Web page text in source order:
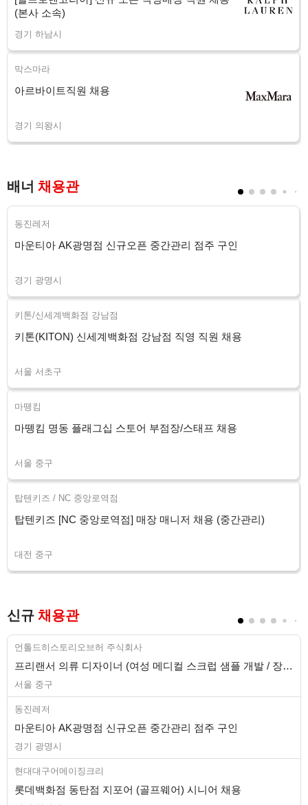
(본사 소속)
경기 하남시
막스마라
아르바이트직원 채용
경기 의왕시
배너 채용관
동진레저
마운티아 AK광명점 신규오픈 중간관리 점주 구인
경기 광명시
키톤/신세계백화점 강남점
키톤(KITON) 신세계백화점 강남점 직영 직원 채용
서울 서초구
마뗑킴
마뗑킴 명동 플래그십 스토어 부점장/스태프 채용
서울 중구
탑텐키즈 / NC 중앙로역점
탑텐키즈 [NC 중앙로역점] 매장 매니저 채용 (중간관리)
대전 중구
신규 채용관
언톨드히스토리오브허 주식회사
프리랜서 의류 디자이너 (여성 메디컬 스크럽 샘플 개발 / 장기)
서울 중구
동진레저
마운티아 AK광명점 신규오픈 중간관리 점주 구인
경기 광명시
현대대구어메이징크리
롯데백화점 동탄점 지포어 (골프웨어) 시니어 채용